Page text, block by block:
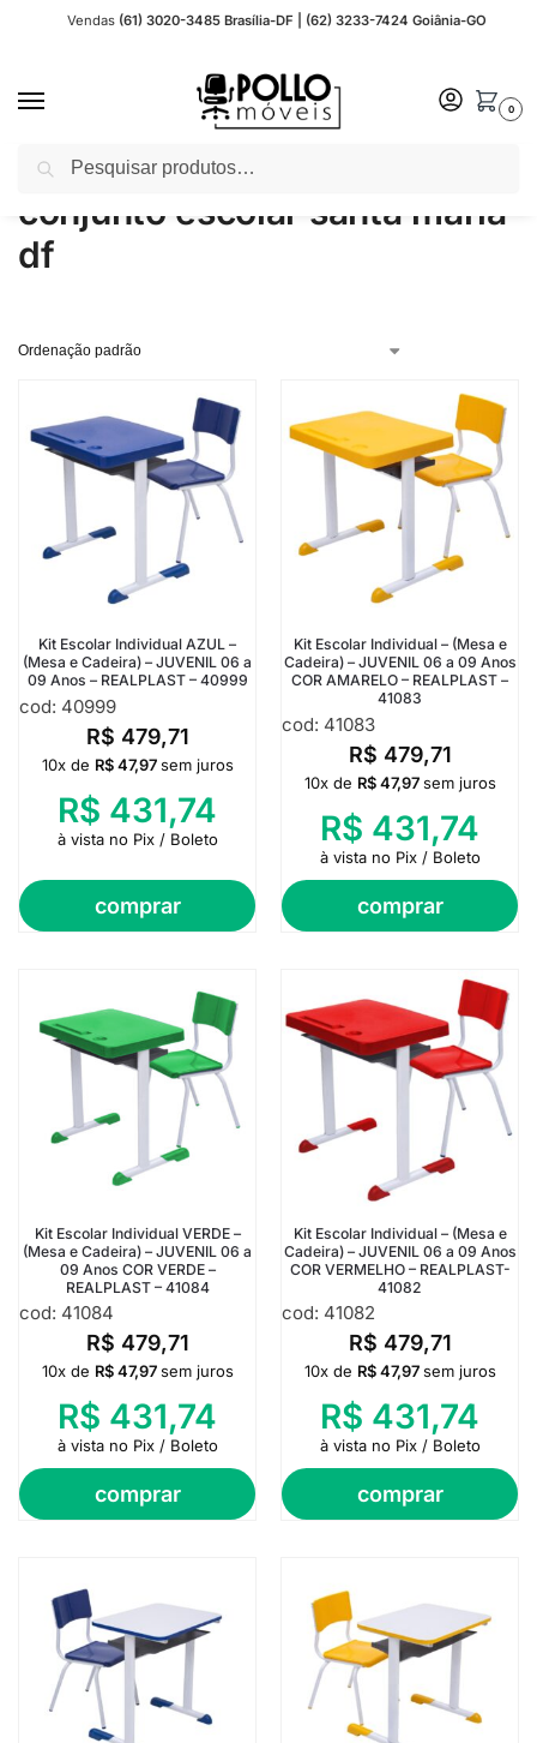
Vendas (61) 3020-3485 Brasília-DF | (62) 3233-7424 Goiânia-GO
0
Início Produtos marcados com a tag “conjunto escolar santa maria df”
conjunto escolar santa maria
df
Kit Escolar Individual AZUL –
(Mesa e Cadeira) – JUVENIL 06 a
09 Anos – REALPLAST – 40999
cod: 40999
R$ 479,71
comprar
10x de R$47,97 sem juros
R$ 431,74
à vista no Pix / Boleto
Kit Escolar Individual – (Mesa e
Cadeira) – JUVENIL 06 a 09 Anos
COR AMARELO – REALPLAST –
41083
cod: 41083
R$ 479,71
comprar
10x de R$47,97 sem juros
R$ 431,74
à vista no Pix / Boleto
Kit Escolar Individual VERDE –
(Mesa e Cadeira) – JUVENIL 06 a
09 Anos COR VERDE –
REALPLAST – 41084
cod: 41084
R$ 479,71
comprar
10x de R$47,97 sem juros
R$ 431,74
à vista no Pix / Boleto
Kit Escolar Individual – (Mesa e
Cadeira) – JUVENIL 06 a 09 Anos
COR VERMELHO – REALPLAST-
41082
cod: 41082
R$ 479,71
comprar
10x de R$47,97 sem juros
R$ 431,74
à vista no Pix / Boleto